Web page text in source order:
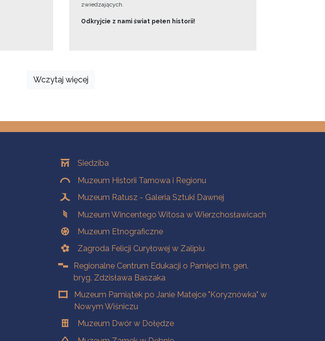
zwiedzających.
Odkryjcie z nami świat pełen historii!
Wczytaj więcej
OddziałySiedziba
Muzeum Historii Tarnowa i Regionu
Muzeum Ratusz - Galeria Sztuki Dawnej
Muzeum Wincentego Witosa w Wierzchosławicach
Muzeum Etnograficzne
Zagroda Felicji Curyłowej w Zalipiu
Regionalne Centrum Edukacji o Pamięci im. gen.
bryg. Zdzisława Baszaka
Muzeum Pamiątek po Janie Matejce "Koryznówka" w
Nowym Wiśniczu
Muzeum Dwór w Dołędze